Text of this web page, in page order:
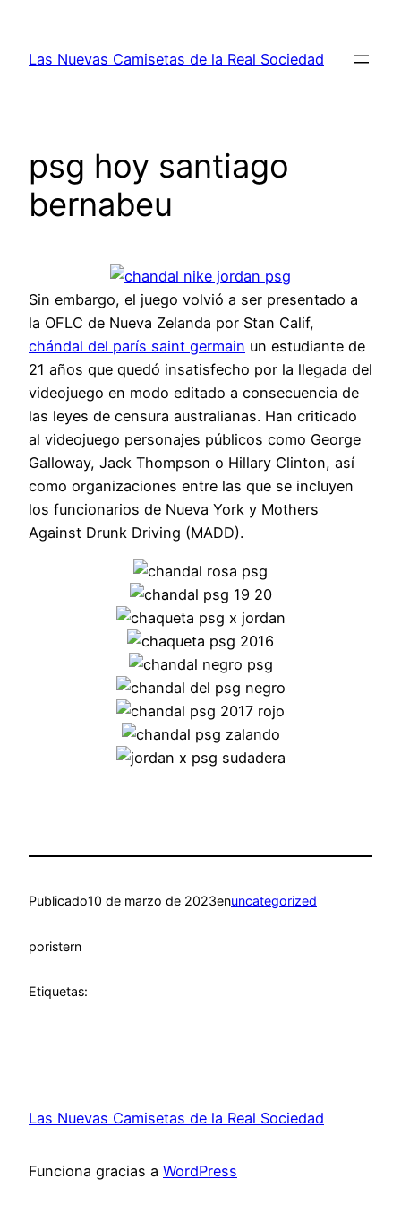
contenido
Las Nuevas Camisetas de la Real Sociedad
psg hoy santiago
bernabeu
Sin embargo, el juego volvió a ser presentado a
la OFLC de Nueva Zelanda por Stan Calif,
chándal del parís saint germain un estudiante de
21 años que quedó insatisfecho por la llegada del
videojuego en modo editado a consecuencia de
las leyes de censura australianas. Han criticado
al videojuego personajes públicos como George
Galloway, Jack Thompson o Hillary Clinton, así
como organizaciones entre las que se incluyen
los funcionarios de Nueva York y Mothers
Against Drunk Driving (MADD).
Publicado10 de marzo de 2023enuncategorized
poristern
Etiquetas:
Las Nuevas Camisetas de la Real Sociedad
Funciona gracias a WordPress